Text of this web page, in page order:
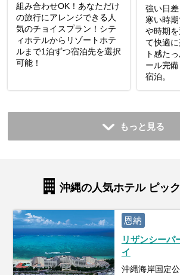
組み合わせOK！あなただけ
の旅行にアレンジできる人
気のチョイスプラン！シテ
ィホテルからリゾートホテ
ルまで1泊ずつ宿泊先を選択
可能！
強い日差
寒い時
や時期
て快適
ト感た
ール完
宿泊。
もっと見る
沖縄の人気ホテル ピッ
恩納
リザンシーパ
イ
沖縄海岸国定